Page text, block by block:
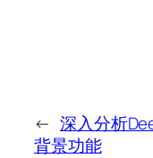
← 深入分析
背景功能